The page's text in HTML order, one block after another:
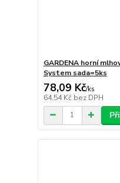
GARDENA horní
System sada=5ks
78,09 Kč/ks
64,54 Kč bez DPH